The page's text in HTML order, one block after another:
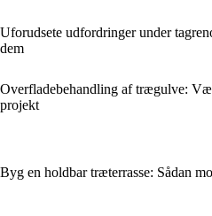
Uforudsete udfordringer under
dem
Overfladebehandling af trægulve:
projekt
Byg en holdbar træterrasse: Sådan